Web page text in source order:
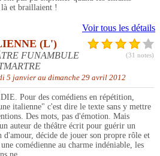
là et braillaient !
Voir tous les détails
(31 notes)
(L')
FUNAMBULE
5 janvier au dimanche 29 avril 2012
Pour des comédiens en répétition,
italienne" c'est dire le texte sans y mettre
Des mots, pas d'émotion. Mais
auteur de théâtre écrit pour guérir un
d'amour, décide de jouer son propre rôle et
comédienne au charme indéniable, les